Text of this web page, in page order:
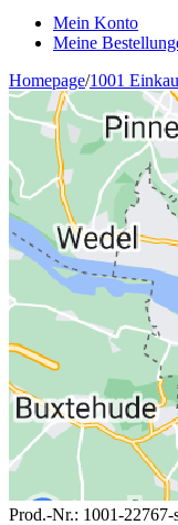
Mein Konto
Meine
Homepage/1001
Prod.-Nr.: 1001-